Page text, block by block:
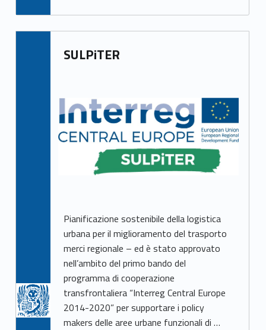
SULPiTER
Pianificazione sostenibile della logistica
urbana per il miglioramento del trasporto
merci regionale – ed è stato approvato
nell’ambito del primo bando del
programma di cooperazione
transfrontaliera “Interreg Central Europe
2014-2020” per supportare i policy
makers delle aree urbane funzionali di …